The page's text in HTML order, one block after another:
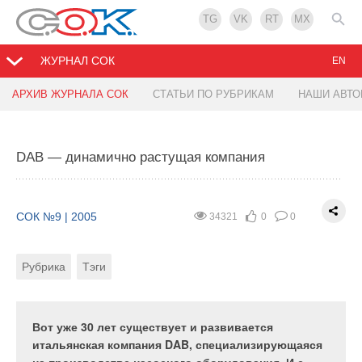
TG VK RT MX
ЖУРНАЛ СОК
АРХИВ ЖУРНАЛА СОК СТАТЬИ ПО РУБРИКАМ НАШИ
EN
DAB — динамично растущая компания
34321 0 0
СОК №9 | 2005
Рубрика Тэги
Вот уже 30 лет существует и развивается
итальянская компания DAB, специализирующаяся
26240 0 0
СОК №9 | 2005 38098 0 0
СОК №9 | 2005
ассортимент теплового оборудования и
представляет новую серию тепловых завес